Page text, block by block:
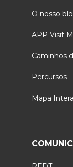
O nosso
APP Visit
Caminhos
Percursos
Mapa